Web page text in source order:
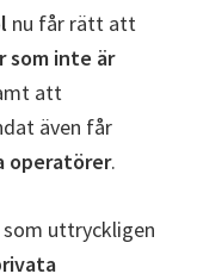
nu får rätt att
som inte är
att
även får
operatörer.
uttryckligen